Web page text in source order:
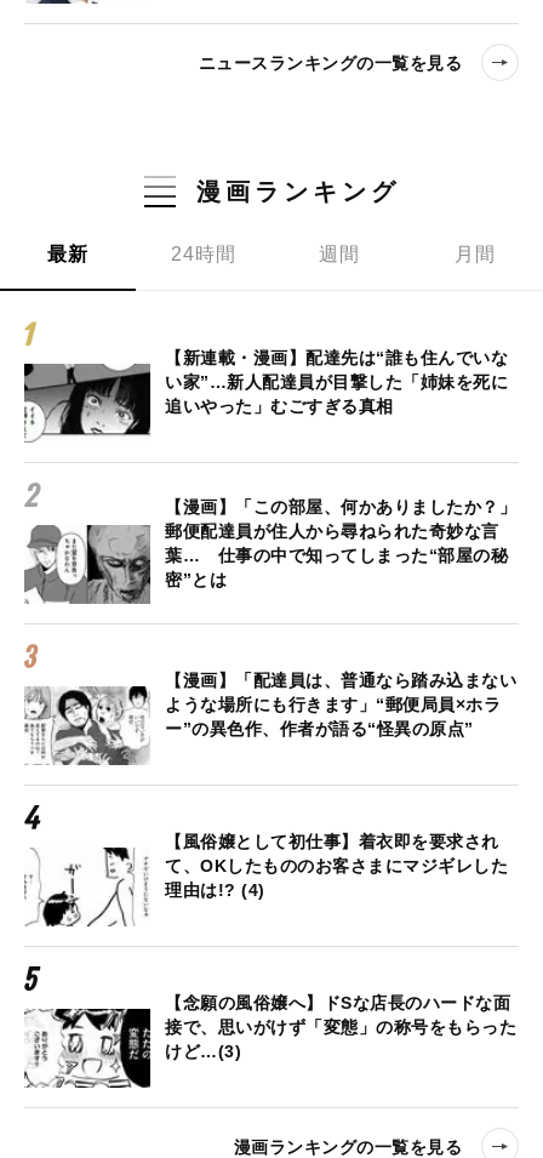
ニュースランキングの一覧を見る
漫画ランキング
最新 24時間 週間 月間
【新連載・漫画】配達先は“誰も住んでいな
い家”…新人配達員が目撃した「姉妹を死に
追いやった」むごすぎる真相
【漫画】「この部屋、何かありましたか？」
郵便配達員が住人から尋ねられた奇妙な言
葉… 仕事の中で知ってしまった“部屋の秘
密”とは
【漫画】「配達員は、普通なら踏み込まない
ような場所にも行きます」“郵便局員×ホラ
ー”の異色作、作者が語る“怪異の原点”
【風俗嬢として初仕事】着衣即を要求され
て、OKしたもののお客さまにマジギレした
理由は!? (4)
【念願の風俗嬢へ】ドSな店長のハードな面
接で、思いがけず「変態」の称号をもらった
けど…(3)
漫画ランキングの一覧を見る